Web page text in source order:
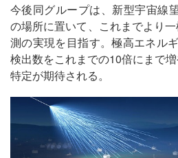
今後同グループは、新型宇宙線
の場所に置いて、これまでより
測の実現を目指す。極高エネル
検出数をこれまでの10倍にまで
特定が期待される。